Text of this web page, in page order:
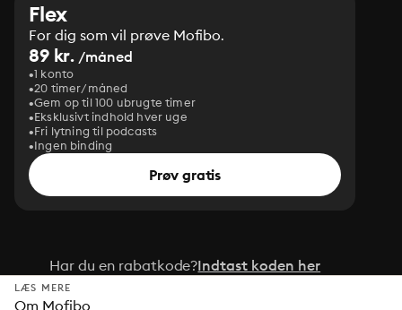
Flex
For dig som vil prøve Mofibo.
89 kr. /måned
1 konto
20 timer/måned
Gem op til 100 ubrugte timer
Eksklusivt indhold hver uge
Fri lytning til podcasts
Ingen binding
Prøv gratis
Har du en rabatkode?Indtast koden her
LÆS MERE
Om Mofibo